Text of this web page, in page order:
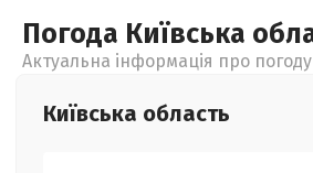
Погода Київська
Актуальна інформація про
Київська область